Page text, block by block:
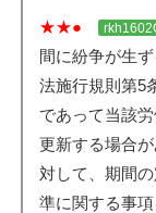
★★●
間に紛争が生
法施行規則第5
であって当該
更新する場合
対して、期間
準に関する事項